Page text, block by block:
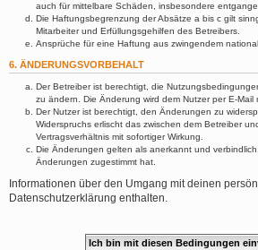
auch für mittelbare Schäden, insbesondere
Die Haftungsbegrenzung der Absätze a bis c gilt
Mitarbeiter und Erfüllungsgehilfen des Betreibers.
Ansprüche für eine Haftung aus zwingendem
6. ÄNDERUNGSVORBEHALT
Der Betreiber ist berechtigt, die
zu ändern. Die Änderung wird dem Nutzer per E-Mail
Der Nutzer ist berechtigt, den Änderungen zu
Widerspruchs erlischt das zwischen dem Betreiber
Vertragsverhältnis mit sofortiger Wirkung.
Die Änderungen gelten als anerkannt und
Änderungen zugestimmt hat.
Informationen über den Umgang mit deinen
Datenschutzerklärung enthalten.